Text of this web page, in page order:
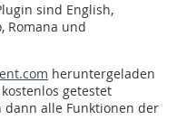
sind English,
Romana und
heruntergeladen
getestet
alle Funktionen der